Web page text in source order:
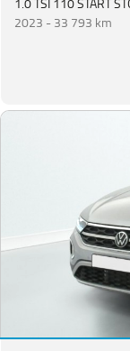
2023 -33 793 km